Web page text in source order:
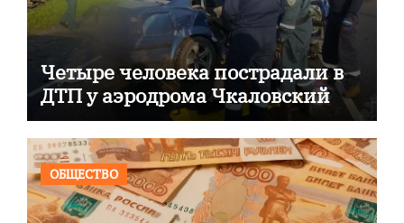
Четыре человека пострадали в
ДТП у аэродрома Чкаловский
ОБЩЕСТВО